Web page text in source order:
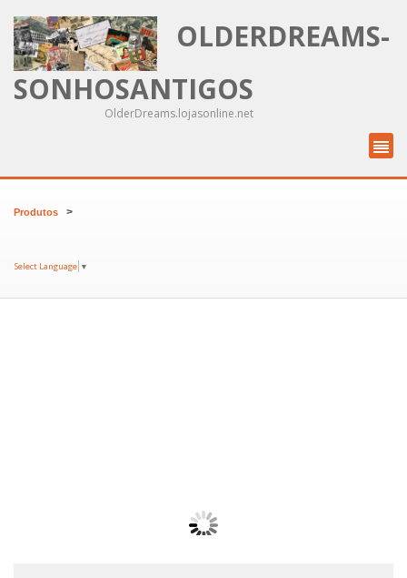
OLDERDREAMS-
SONHOSANTIGOS
OlderDreams.lojasonline.net
Produtos >
Select Language ▼